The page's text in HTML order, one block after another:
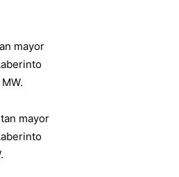
mayor
mayor